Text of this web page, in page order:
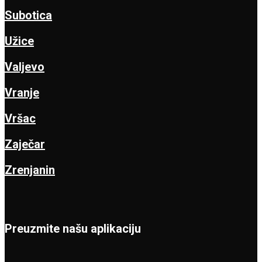
Subotica
Užice
Valjevo
Vranje
Vršac
Zaječar
Zrenjanin
Preuzmite našu aplikaciju